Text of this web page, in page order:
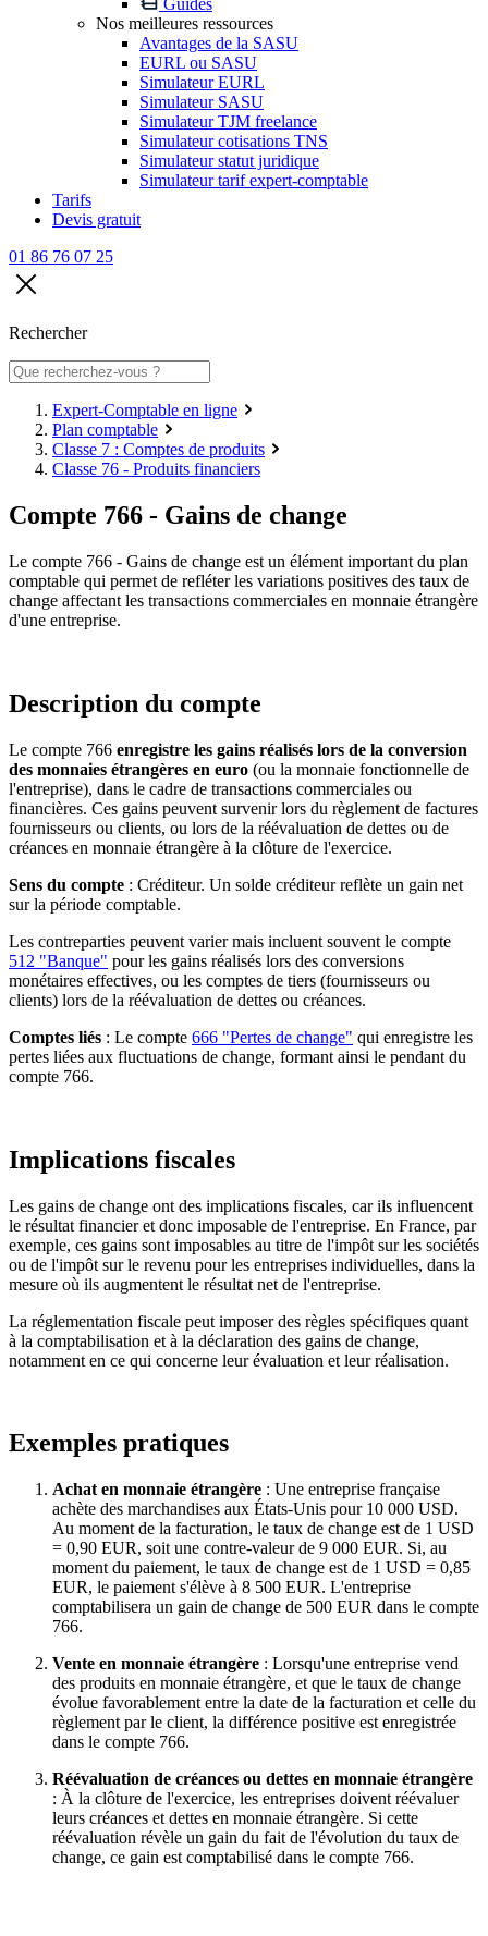
Guides
Nos meilleures ressources
Avantages de la SASU
EURL ou SASU
Simulateur EURL
Simulateur SASU
Simulateur TJM freelance
Simulateur cotisations TNS
Simulateur statut juridique
Simulateur tarif expert-comptable
Tarifs
Devis gratuit
01 86 76 07 25
Rechercher
Expert-Comptable en ligne
Plan comptable
Classe 7 : Comptes de produits
Classe 76 - Produits financiers
Compte 766 - Gains de change
Le compte 766 - Gains de change est un élément important du plan
comptable qui permet de refléter les variations positives des taux de
change affectant les transactions commerciales en monnaie étrangère
d'une entreprise.
Description du compte
Le compte 766 enregistre les gains réalisés lors de la conversion
des monnaies étrangères en euro (ou la monnaie fonctionnelle de
l'entreprise), dans le cadre de transactions commerciales ou
financières. Ces gains peuvent survenir lors du règlement de factures
fournisseurs ou clients, ou lors de la réévaluation de dettes ou de
créances en monnaie étrangère à la clôture de l'exercice.
Sens du compte : Créditeur. Un solde créditeur reflète un gain net
sur la période comptable.
Les contreparties peuvent varier mais incluent souvent le compte
512 "Banque" pour les gains réalisés lors des conversions
monétaires effectives, ou les comptes de tiers (fournisseurs ou
clients) lors de la réévaluation de dettes ou créances.
Comptes liés : Le compte 666 "Pertes de change" qui enregistre les
pertes liées aux fluctuations de change, formant ainsi le pendant du
compte 766.
Implications fiscales
Les gains de change ont des implications fiscales, car ils influencent
le résultat financier et donc imposable de l'entreprise. En France, par
exemple, ces gains sont imposables au titre de l'impôt sur les sociétés
ou de l'impôt sur le revenu pour les entreprises individuelles, dans la
mesure où ils augmentent le résultat net de l'entreprise.
La réglementation fiscale peut imposer des règles spécifiques quant
à la comptabilisation et à la déclaration des gains de change,
notamment en ce qui concerne leur évaluation et leur réalisation.
Exemples pratiques
Achat en monnaie étrangère : Une entreprise française
achète des marchandises aux États-Unis pour 10 000 USD.
Au moment de la facturation, le taux de change est de 1 USD
= 0,90 EUR, soit une contre-valeur de 9 000 EUR. Si, au
moment du paiement, le taux de change est de 1 USD = 0,85
EUR, le paiement s'élève à 8 500 EUR. L'entreprise
comptabilisera un gain de change de 500 EUR dans le compte
766.
Vente en monnaie étrangère : Lorsqu'une entreprise vend
des produits en monnaie étrangère, et que le taux de change
évolue favorablement entre la date de la facturation et celle du
règlement par le client, la différence positive est enregistrée
dans le compte 766.
Réévaluation de créances ou dettes en monnaie étrangère
: À la clôture de l'exercice, les entreprises doivent réévaluer
leurs créances et dettes en monnaie étrangère. Si cette
réévaluation révèle un gain du fait de l'évolution du taux de
change, ce gain est comptabilisé dans le compte 766.